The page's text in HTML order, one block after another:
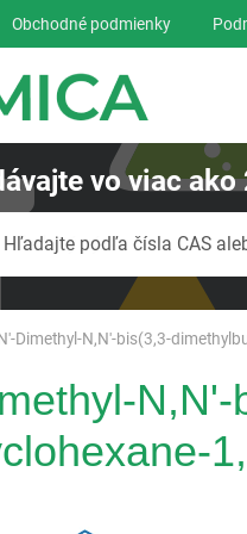
Dimethyl-N,N'-bis(3,3-
N,N'-
Obchodné podmienky
vo viac ako
Hľadajte podľa čísla CAS